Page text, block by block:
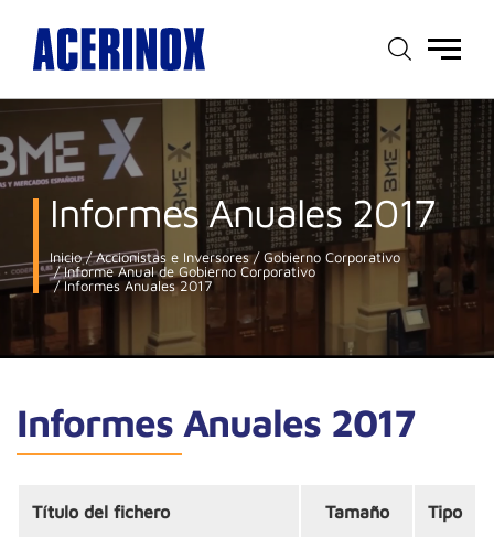
Menú
Informes Anuales 2017
Inicio Accionistas e Inversores Gobierno Corporativo
Informe Anual de Gobierno Corporativo
Informes Anuales 2017
Informes Anuales 2017
Título del fichero Tamaño Tipo